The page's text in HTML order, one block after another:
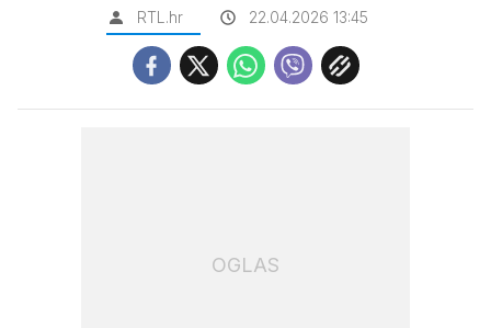
RTL.hr 22.04.2026 13:45
OGLAS